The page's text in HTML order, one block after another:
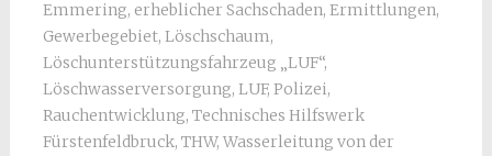
Emmering, erheblicher Sachschaden, Ermittlungen,
Gewerbegebiet, Löschschaum,
Löschunterstützungsfahrzeug „LUF“,
Löschwasserversorgung, LUF, Polizei,
Rauchentwicklung, Technisches Hilfswerk
Fürstenfeldbruck, THW, Wasserleitung von der